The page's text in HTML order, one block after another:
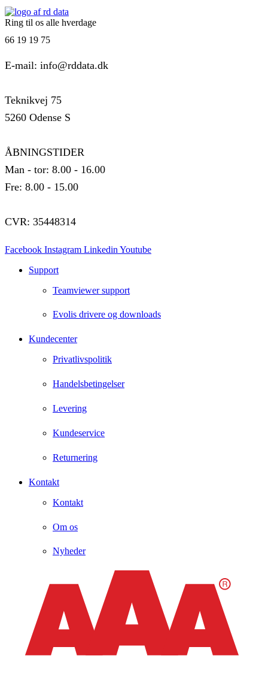
Ring til os alle hverdage
66 19 19 75
E-mail: info@rddata.dk
Teknikvej 75
5260 Odense S
ÅBNINGSTIDER
Man - tor: 8.00 - 16.00
Fre: 8.00 - 15.00
CVR: 35448314
Facebook Instagram Linkedin Youtube
Support
Teamviewer support
Evolis drivere og downloads
Kundecenter
Privatlivspolitik
Handelsbetingelser
Levering
Kundeservice
Returnering
Kontakt
Kontakt
Om os
Nyheder